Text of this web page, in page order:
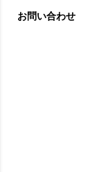
お問い合わせ